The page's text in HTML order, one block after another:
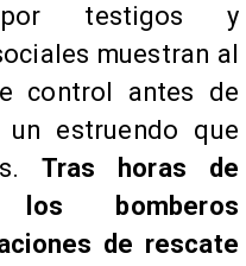
por testigos y
muestran al
control antes de
un estruendo que
Tras horas de
los bomberos
de rescate